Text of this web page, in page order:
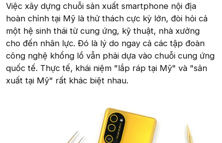
Việc xây dựng chuỗi sản xuất smartphone nội địa
hoàn chỉnh tại Mỹ là thử thách cực kỳ lớn, đòi hỏi cả
một hệ sinh thái từ cung ứng, kỹ thuật, nhà xưởng
cho đến nhân lực. Đó là lý do ngay cả các tập đoàn
công nghệ khổng lồ vẫn phải dựa vào chuỗi cung ứng
quốc tế. Thực tế, khái niệm "lắp ráp tại Mỹ" và "sản
xuất tại Mỹ" rất khác biệt nhau.